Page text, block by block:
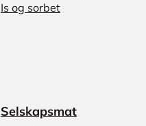
Is og sorbet
Selskapsmat